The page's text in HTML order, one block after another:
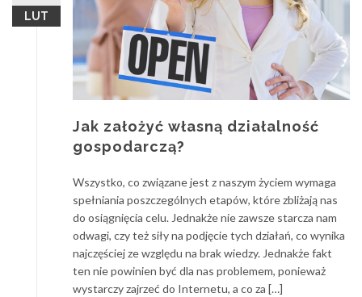
LUT
Jak założyć własną działalność
gospodarczą?
Wszystko, co związane jest z naszym życiem wymaga
spełniania poszczególnych etapów, które zbliżają nas
do osiągnięcia celu. Jednakże nie zawsze starcza nam
odwagi, czy też siły na podjęcie tych działań, co wynika
najczęściej ze względu na brak wiedzy. Jednakże fakt
ten nie powinien być dla nas problemem, ponieważ
wystarczy zajrzeć do Internetu, a co za […]